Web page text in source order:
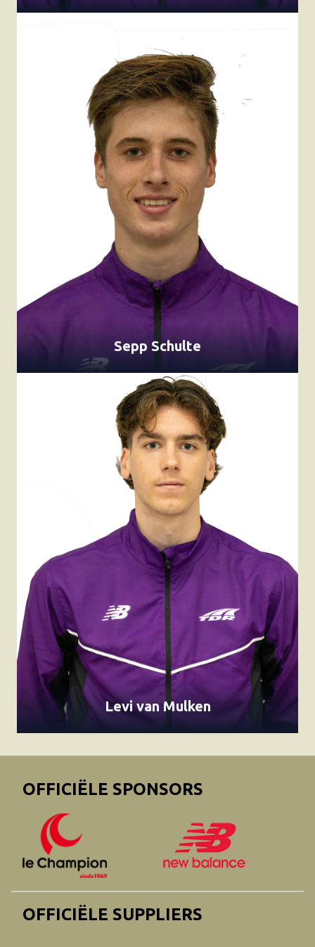
Sepp Schulte
Levi van Mulken
OFFICIËLE SPONSORS
OFFICIËLE SUPPLIERS